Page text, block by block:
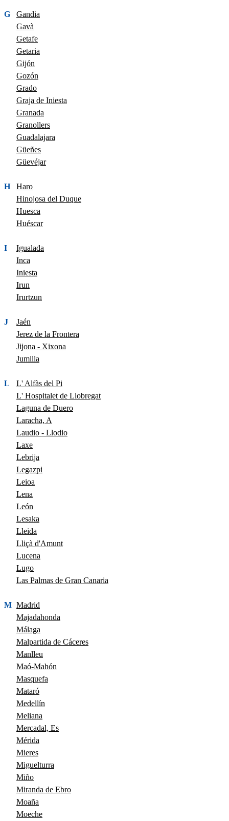
G
Gandia
Gavà
Getafe
Getaria
Gijón
Gozón
Grado
Graja de Iniesta
Granada
Granollers
Guadalajara
Güeñes
Güevéjar
H
Haro
Hinojosa del Duque
Huesca
Huéscar
I
Igualada
Inca
Iniesta
Irun
Irurtzun
J
Jaén
Jerez de la Frontera
Jijona - Xixona
Jumilla
L
L' Alfàs del Pi
L' Hospitalet de Llobregat
Laguna de Duero
Laracha, A
Laudio - Llodio
Laxe
Lebrija
Legazpi
Leioa
Lena
León
Lesaka
Lleida
Lliçà d'Amunt
Lucena
Lugo
Las Palmas de Gran Canaria
M Madrid
Majadahonda
Málaga
Malpartida de Cáceres
Manlleu
Maó-Mahón
Masquefa
Mataró
Medellín
Meliana
Mercadal, Es
Mérida
Mieres
Miguelturra
Miño
Miranda de Ebro
Moaña
Moeche